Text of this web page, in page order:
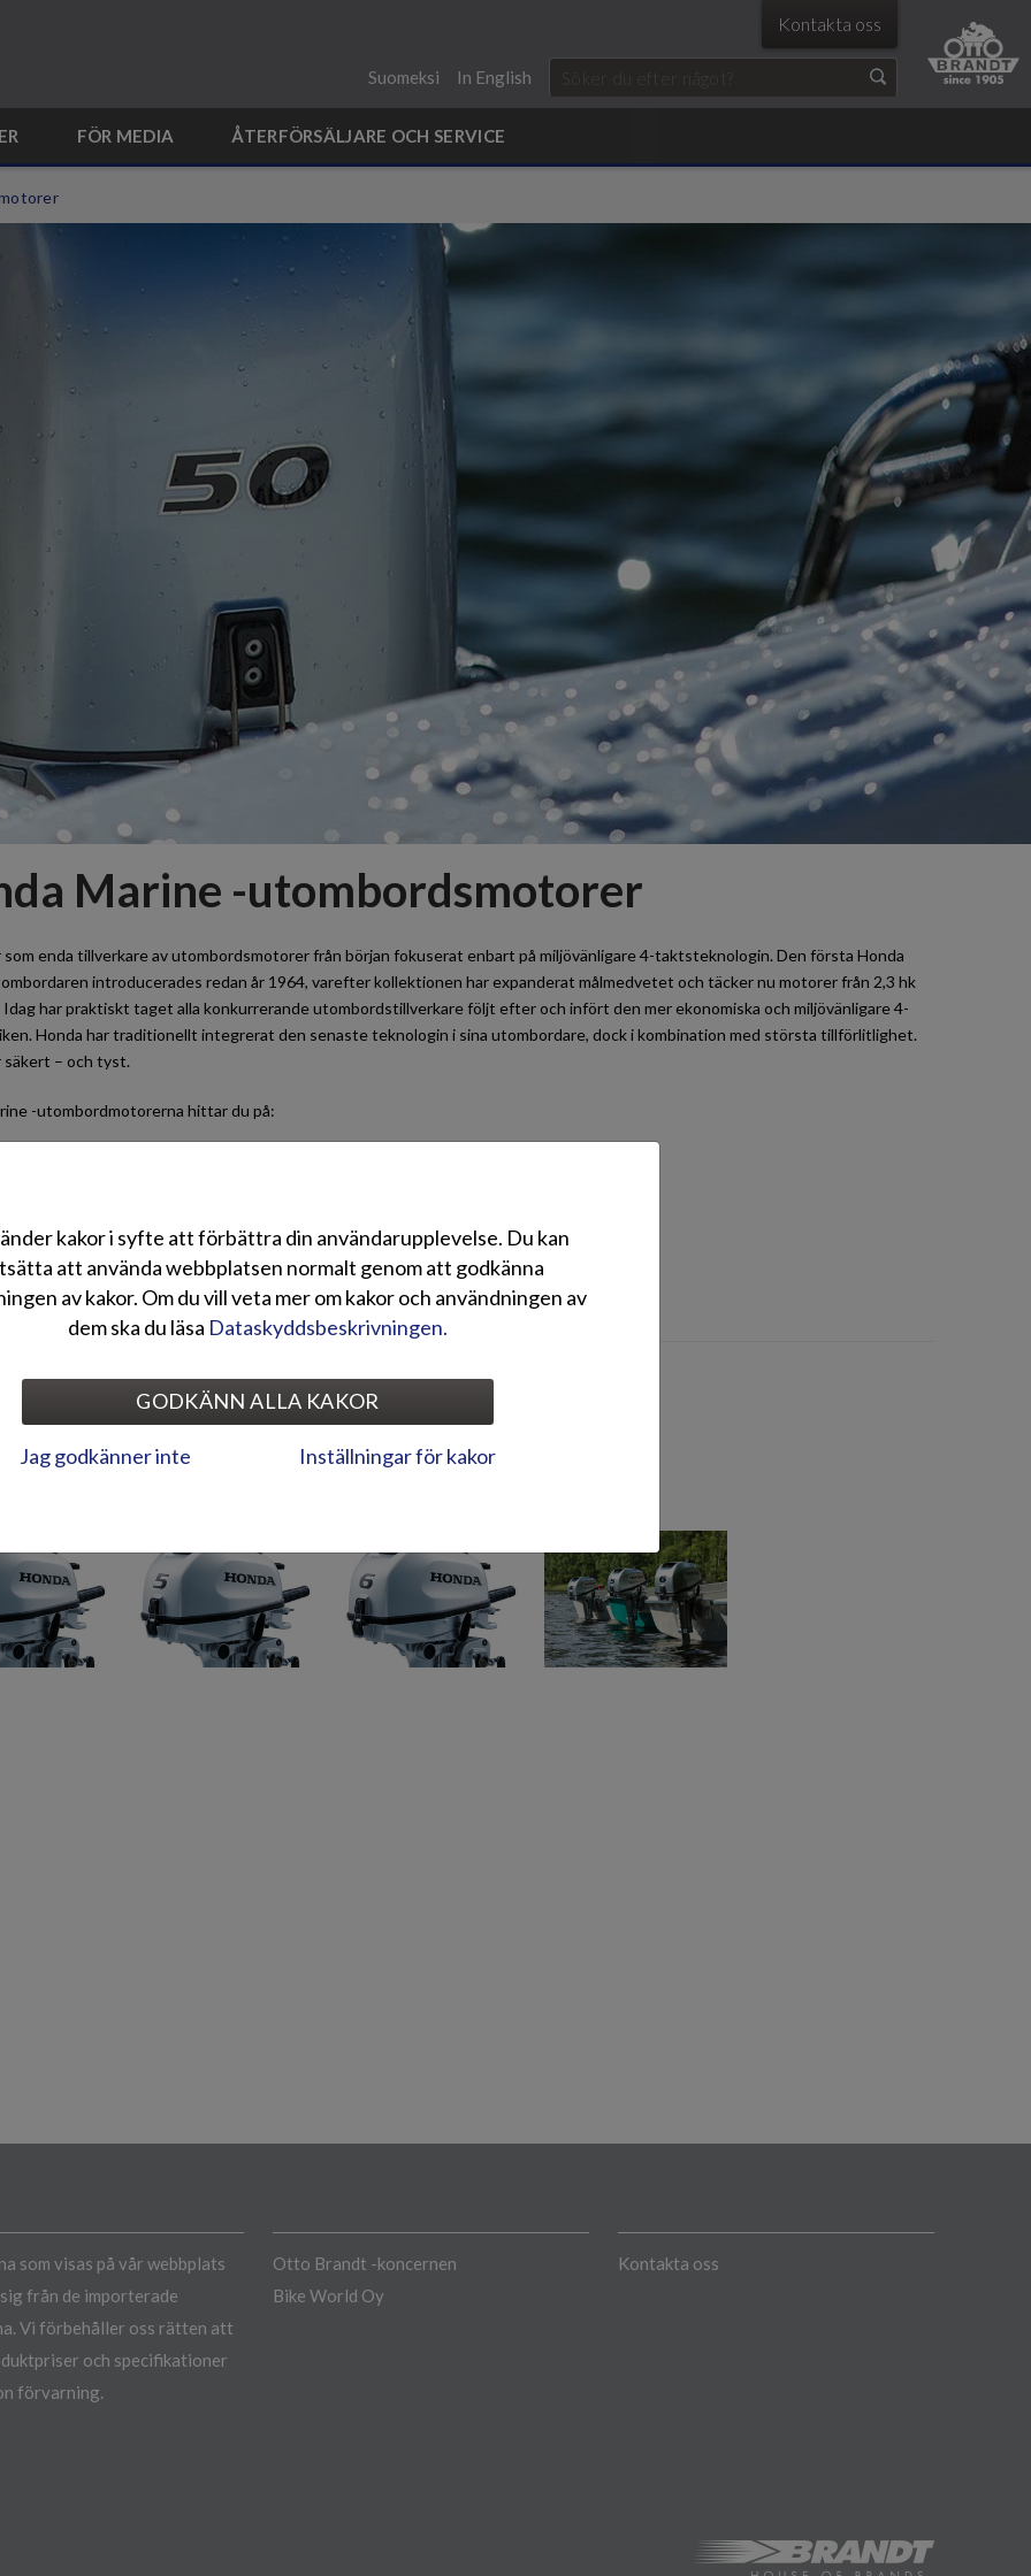
Kontakta oss
Suomeksi In English
FÖR MEDIA ÅTERFÖRSÄLJARE OCH SERVICE
Marine -utombordsmotorer
som enda tillverkare av utombordsmotorer från början fokuserat enbart på miljövänligare 4-taktsteknologin. Den första Honda
introducerades redan år 1964, varefter kollektionen har expanderat målmedvetet och täcker nu motorer från 2,3 hk
Idag har praktiskt taget alla konkurrerande utombordstillverkare följt efter och infört den mer ekonomiska och miljövänligare 4-
Honda har traditionellt integrerat den senaste teknologin i sina utombordare, dock i kombination med största tillförlitlighet.
säkert – och tyst.
-utombordmotorerna hittar du på:
oss
-utombordmotorer i sociala medier:
Honda Marine -utombordmotorer i Facebook
som visas på vår webbplats
från de importerade
Vi förbehåller oss rätten att
och specifikationer
förvarning.
Otto Brandt -koncernen
Bike World Oy
Kontakta oss
kakor i syfte att förbättra din användarupplevelse. Du kan
att använda webbplatsen normalt genom att godkänna
av kakor. Om du vill veta mer om kakor och användningen av
dem ska du läsa Dataskyddsbeskrivningen.
GODKÄNN ALLA KAKOR
Jag godkänner inte Inställningar för kakor